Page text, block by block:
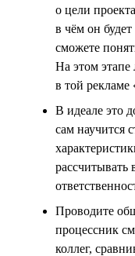
о цели
в чём он
сможете
На этом этапе
в той рекламе
В идеале это
сам научится
рассчитывать
Проводите
процессник
коллег,